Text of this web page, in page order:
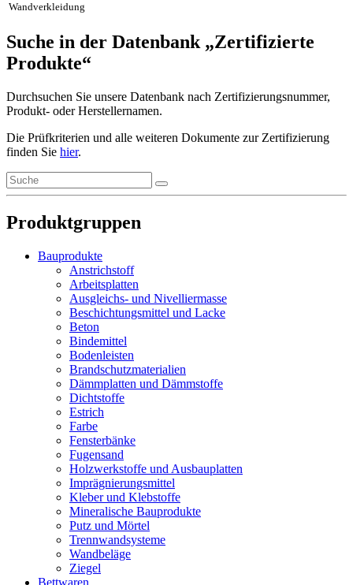
Wandverkleidung
Suche in der Datenbank „Zertifizierte
Produkte“
Durchsuchen Sie unsere Datenbank nach Zertifizierungsnummer,
Produkt- oder Herstellernamen.
Die Prüfkriterien und alle weiteren Dokumente zur Zertifizierung
finden Sie hier.
Produktgruppen
Bauprodukte
Anstrichstoff
Arbeitsplatten
Ausgleichs- und Nivelliermasse
Beschichtungsmittel und Lacke
Beton
Bindemittel
Bodenleisten
Brandschutzmaterialien
Dämmplatten und Dämmstoffe
Dichtstoffe
Estrich
Farbe
Fensterbänke
Fugensand
Holzwerkstoffe und Ausbauplatten
Imprägnierungsmittel
Kleber und Klebstoffe
Mineralische Bauprodukte
Putz und Mörtel
Trennwandsysteme
Wandbeläge
Ziegel
Bettwaren